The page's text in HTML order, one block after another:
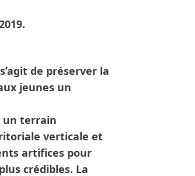
de préserver la
jeunes un
un terrain
verticale et
artifices pour
crédibles. La